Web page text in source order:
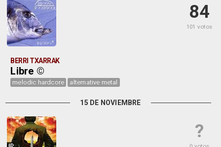
84
101 votos
BERRI TXARRAK
Libre ©
melodic hardcore alternative metal
15 DE NOVIEMBRE
?